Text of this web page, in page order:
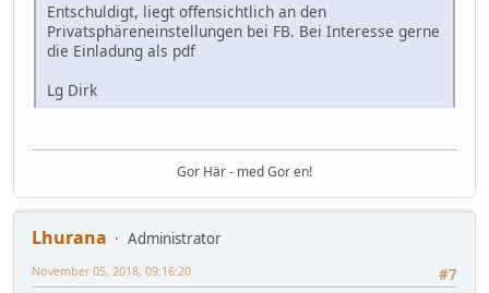
Entschuldigt, liegt offensichtlich an den
Privatsphäreneinstellungen bei FB. Bei Interesse gerne
die Einladung als pdf
Lg Dirk
Gor Här - med Gor en!
Lhurana
Administrator
#7
November 05, 2018, 09:16:20